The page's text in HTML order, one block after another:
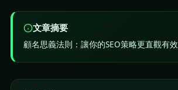
文章摘要
顧名思義法則：讓你的SEO策略更直觀有效